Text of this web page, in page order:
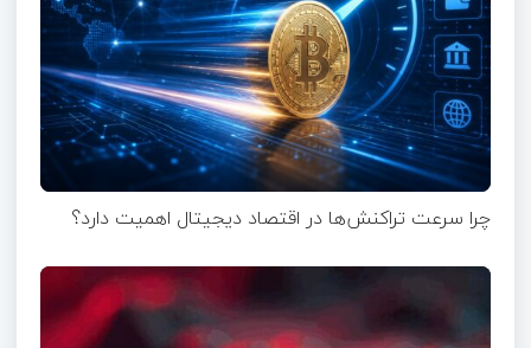
چرا سرعت تراکنش‌ها در اقتصاد دیجیتال اهمیت دارد؟